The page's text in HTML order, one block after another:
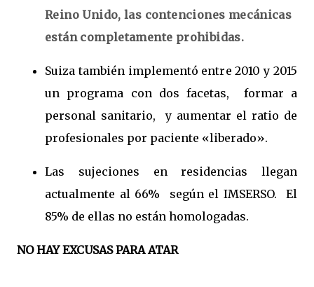
Reino Unido, las contenciones mecánicas
están completamente prohibidas.
Suiza también implementó entre 2010 y 2015
un programa con dos facetas, formar a
personal sanitario, y aumentar el ratio de
profesionales por paciente «liberado».
Las sujeciones en residencias llegan
actualmente al 66% según el IMSERSO. El
85% de ellas no están homologadas.
NO HAY EXCUSAS PARA ATAR